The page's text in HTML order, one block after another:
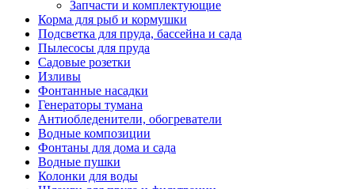
Запчасти и комплектующие
Корма для рыб и кормушки
Подсветка для пруда, бассейна и сада
Пылесосы для пруда
Садовые розетки
Изливы
Фонтанные насадки
Генераторы тумана
Антиобледенители, обогреватели
Водные композиции
Фонтаны для дома и сада
Водные пушки
Колонки для воды